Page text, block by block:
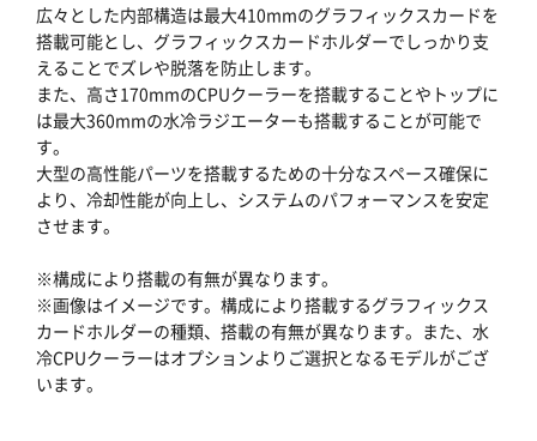
広々とした内部構造は最大410mmのグラフィックスカードを
搭載可能とし、グラフィックスカードホルダーでしっかり支
えることでズレや脱落を防止します。
また、高さ170mmのCPUクーラーを搭載することやトップに
は最大360mmの水冷ラジエーターも搭載することが可能で
す。
大型の高性能パーツを搭載するための十分なスペース確保に
より、冷却性能が向上し、システムのパフォーマンスを安定
させます。
※構成により搭載の有無が異なります。
※画像はイメージです。構成により搭載するグラフィックス
カードホルダーの種類、搭載の有無が異なります。また、水
冷CPUクーラーはオプションよりご選択となるモデルがござ
います。